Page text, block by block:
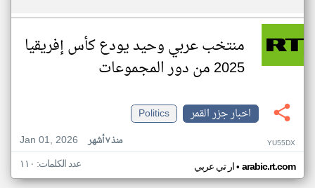
منتخب عربي وحيد يودع كأس إفريقيا
2025 من دور المجموعات
اخبار جزر القمر
Politics
Jan 01, 2026
منذ ٧ أشهر YU55DX
ار تي عربي• arabic.rt.com عدد الكلمات: ١١٠